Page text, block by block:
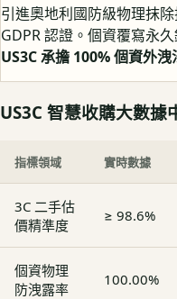
引進奧地利國防級物理抹
GDPR 認證。個資覆寫永
US3C 承擔 100% 個資外
US3C 智慧收購大數
指標領域 實時數據
3C 二手估
價精準度
≥ 98.6%
個資物理
防洩露率
100.00%